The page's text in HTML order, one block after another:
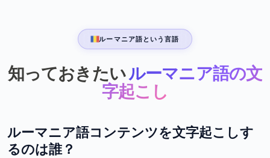
ルーマニア語という言語
知っておきたいルーマニア語の文
字起こし
ルーマニア語コンテンツを文字起こしす
るのは誰？